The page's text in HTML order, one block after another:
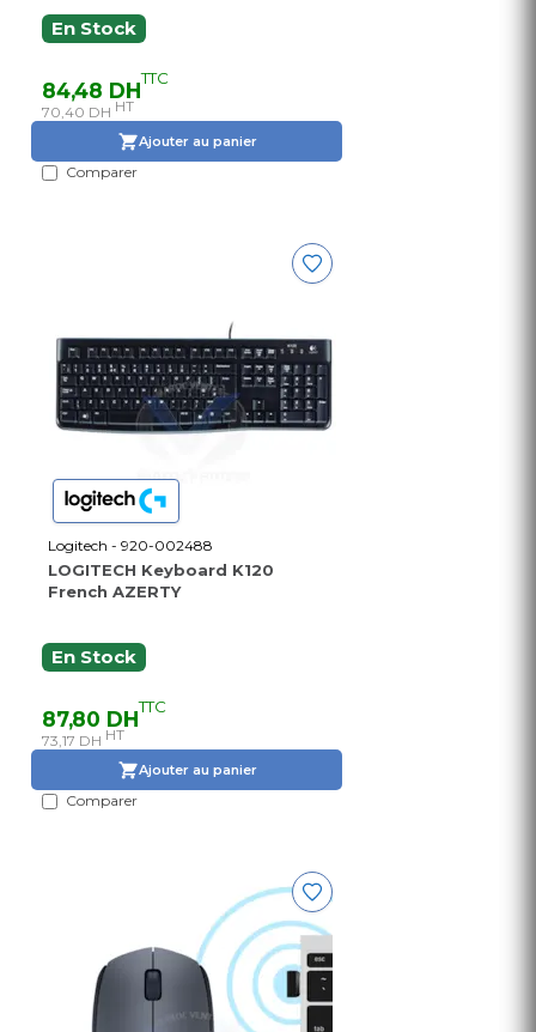
En Stock
84,48 DHTTC
70,40 DH HT
Ajouter au panier
Comparer
Logitech - 920-002488
LOGITECH Keyboard K120
French AZERTY
En Stock
87,80 DHTTC
73,17 DH HT
Ajouter au panier
Comparer